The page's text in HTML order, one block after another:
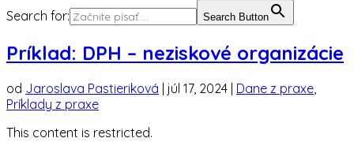
Search for: Search Button
Príklad: DPH – neziskové organizácie
od Jaroslava Pastieriková | júl 17, 2024 | Dane z praxe
Príklady z praxe
This content is restricted.